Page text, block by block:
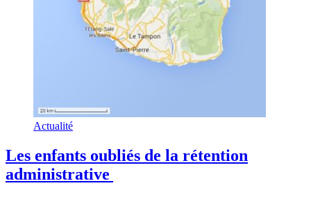
Actualité
Les enfants oubliés de la rétention
administrative